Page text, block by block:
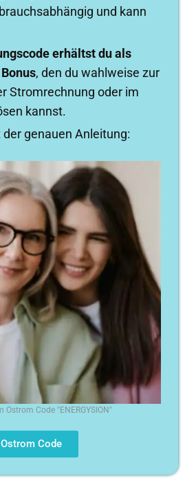
und kann
erhältst du als
, den du wahlweise zur
Stromrechnung oder im
kannst.
genauen Anleitung:
Ostrom Code "ENERGYSION"
Ostrom Code